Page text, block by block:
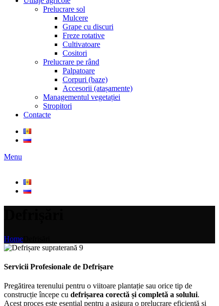
Prelucrare sol
Mulcere
Grape cu discuri
Freze rotative
Cultivatoare
Cositori
Prelucrare pe rând
Palpatoare
Corpuri (baze)
Accesorii (atașamente)
Managementul vegetației
Stropitori
Contacte
Menu
Home
Servicii Profesionale de Defrișare
Pregătirea terenului pentru o viitoare plantație sau orice tip de
construcție începe cu defrișarea corectă și completă a solului.
Acest proces este esențial pentru a asigura o prelucrare eficientă și